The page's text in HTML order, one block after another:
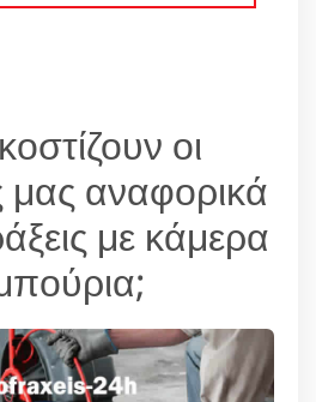
οι
μας αναφορικά
με κάμερα